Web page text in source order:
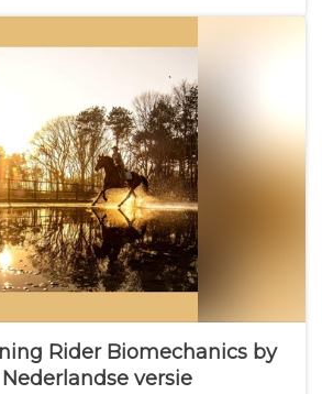
Rider Biomechanics by
versie